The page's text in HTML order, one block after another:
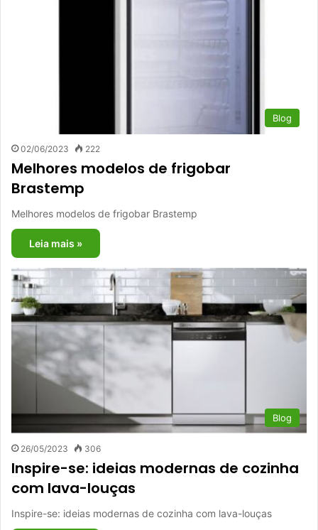
Blog
02/06/2023 222
Melhores modelos de frigobar
Brastemp
Melhores modelos de frigobar Brastemp
Leia mais »
Blog
26/05/2023 306
Inspire-se: ideias modernas de cozinha
com lava-louças
Inspire-se: ideias modernas de cozinha com lava-louças